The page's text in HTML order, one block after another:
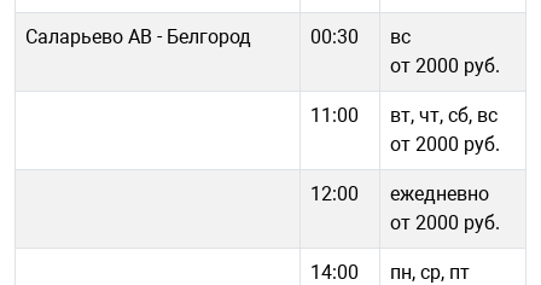
Саларьево АВ - Белгород 00:30
вс
от 2000 руб.
11:00
вт, чт, сб, вс
от 2000 руб.
12:00
ежедневно
от 2000 руб.
14:00
пн, ср, пт